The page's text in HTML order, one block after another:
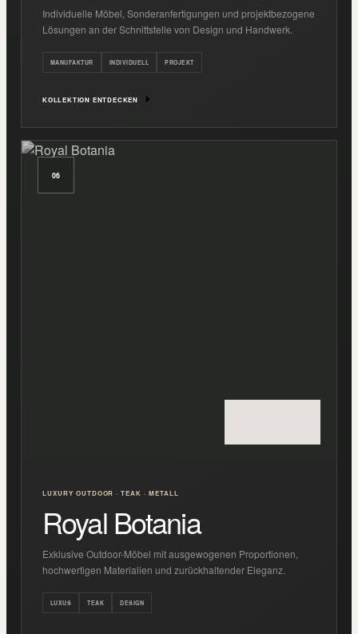
Individuelle Möbel, Sonderanfertigungen und projektbezogene
Lösungen an der Schnittstelle von Design und Handwerk.
MANUFAKTUR INDIVIDUELL PROJEKT
KOLLEKTION ENTDECKEN
06
LUXURY OUTDOOR · TEAK · METALL
Royal Botania
Exklusive Outdoor-Möbel mit ausgewogenen Proportionen,
hochwertigen Materialien und zurückhaltender Eleganz.
LUXUS TEAK DESIGN